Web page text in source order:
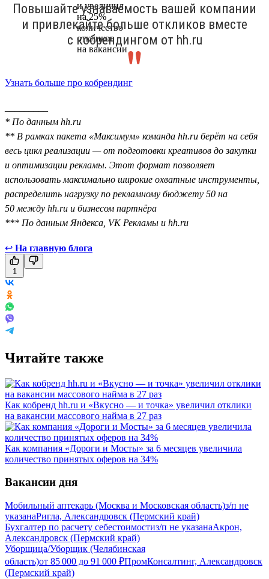
Повышайте узнаваемость вашей компании
и привлекайте больше откликов вместе
с кобрендингом от hh.ru
Узнать больше про кобрендинг
* По данным hh.ru
** В рамках пакета «Максимум» команда hh.ru берёт на себя
весь цикл реализации — от подготовки креативов до закупки
и оптимизации рекламы. Этот формат позволяет
использовать максимально широкие охватные инструменты,
распределить нагрузку по рекламному бюджету 50 на
50 между hh.ru и бизнесом партнёра
*** По данным Яндекса, VK Рекламы и hh.ru
↩ На главную блога
1
Читайте также
Как кобренд hh.ru и «Вкусно — и точка» увеличил отклики
на вакансии массового найма в 27 раз
Как компания «Дороги и Мосты» за 6 месяцев увеличила
количество принятых оферов на 34%
Вакансии дня
Мобильный аптекарь (Москва и Московская область)з/п не
указанаРигла, Александровск (Пермский край)
Бухгалтер по расчету себестоимостиз/п не указанаАкрон,
Александровск (Пермский край)
Уборщица/Уборщик (Челябинская
область)от 85 000 до 91 000 ₽ПромКонсалтинг, Александровск
(Пермский край)